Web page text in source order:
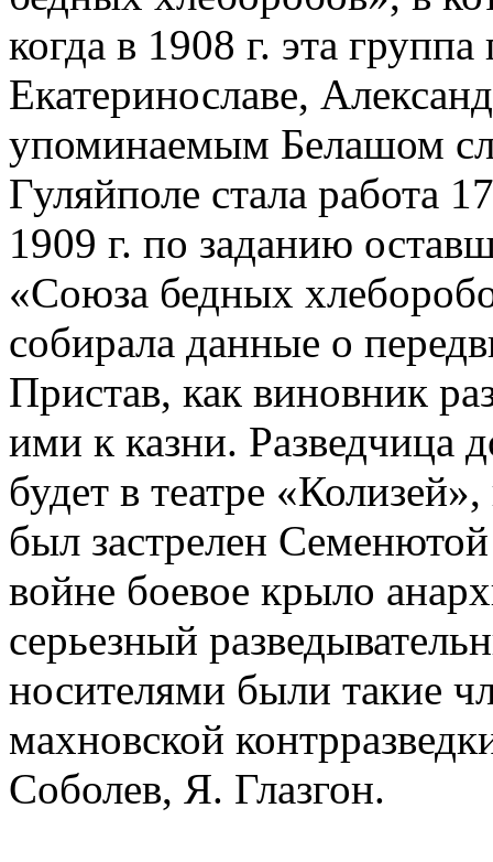
когда в 1908 г. эта группа
Екатеринославе,
упоминаемым Белашом
Гуляйполе стала работа
1909 г. по заданию
«Союза бедных
собирала данные о
Пристав, как виновник
ими к казни. Разведчица
будет в театре
был застрелен
войне боевое крыло
серьезный
носителями были такие
махновской
Соболев, Я. Глазгон.